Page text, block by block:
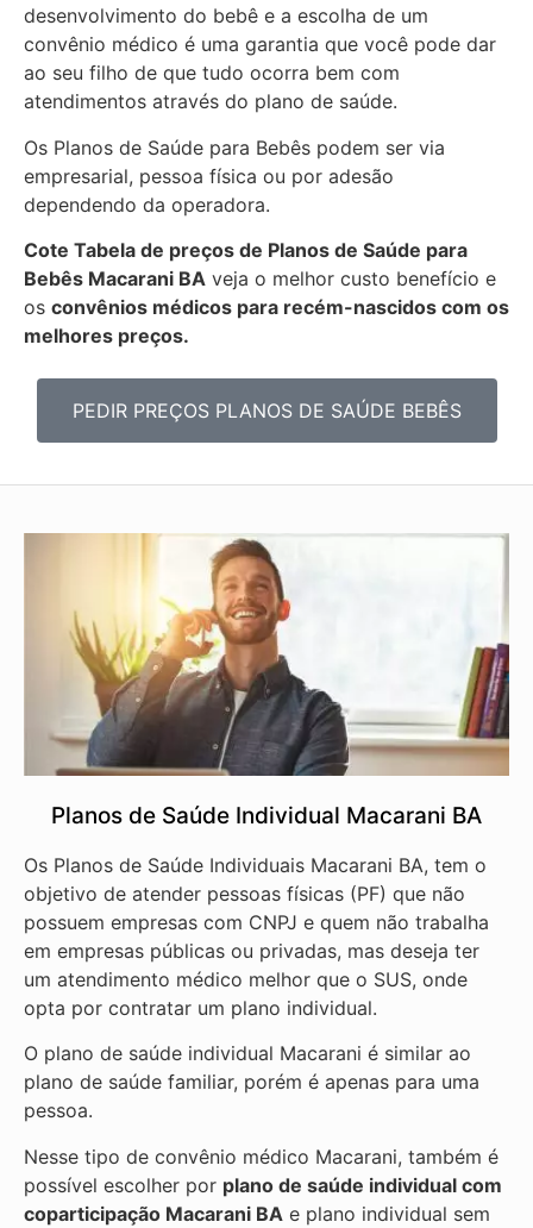
desenvolvimento do bebê e a escolha de um
convênio médico é uma garantia que você pode dar
ao seu filho de que tudo ocorra bem com
atendimentos através do plano de saúde.
Os Planos de Saúde para Bebês podem ser via
empresarial, pessoa física ou por adesão
dependendo da operadora.
Cote Tabela de preços de Planos de Saúde para
Bebês Macarani BA veja o melhor custo benefício e
os convênios médicos para recém-nascidos com os
melhores preços.
PEDIR PREÇOS PLANOS DE SAÚDE BEBÊS
Planos de Saúde Individual Macarani BA
Os Planos de Saúde Individuais Macarani BA, tem o
objetivo de atender pessoas físicas (PF) que não
possuem empresas com CNPJ e quem não trabalha
em empresas públicas ou privadas, mas deseja ter
um atendimento médico melhor que o SUS, onde
opta por contratar um plano individual.
O plano de saúde individual Macarani é similar ao
plano de saúde familiar, porém é apenas para uma
pessoa.
Nesse tipo de convênio médico Macarani, também é
possível escolher por plano de saúde individual com
coparticipação Macarani BA e plano individual sem